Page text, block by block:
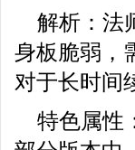
解析：法
身板脆弱，
对于长时间
特色属性